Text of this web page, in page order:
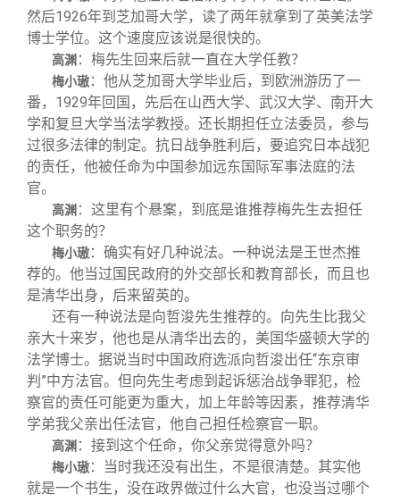
然后1926年到芝加哥大学，读了两年就拿到了英美法学
博士学位。这个速度应该说是很快的。
高渊 ：梅先生回来后就一直在大学任教？
梅小璈：他从芝加哥大学毕业后，到欧洲游历了一
番，1929年回国，先后在山西大学、武汉大学、南开大
学和复旦大学当法学教授。还长期担任立法委员，参与
过很多法律的制定。抗日战争胜利后，要追究日本战犯
的责任，他被任命为中国参加远东国际军事法庭的法
官。
高渊 ：这里有个悬案，到底是谁推荐梅先生去担任
这个职务的？
梅小璈：确实有好几种说法。一种说法是王世杰推
荐的。他当过国民政府的外交部长和教育部长，而且也
是清华出身，后来留英的。
还有一种说法是向哲浚先生推荐的。向先生比我父
亲大十来岁，他也是从清华出去的，美国华盛顿大学的
法学博士。据说当时中国政府选派向哲浚出任“东京审
判”中方法官。但向先生考虑到起诉惩治战争罪犯，检
察官的责任可能更为重大，加上年龄等因素，推荐清华
学弟我父亲出任法官，他自己担任检察官一职。
高渊 ：接到这个任命，你父亲觉得意外吗？
梅小璈：当时我还没有出生，不是很清楚。其实他
就是一个书生，没在政界做过什么大官，也没当过哪个